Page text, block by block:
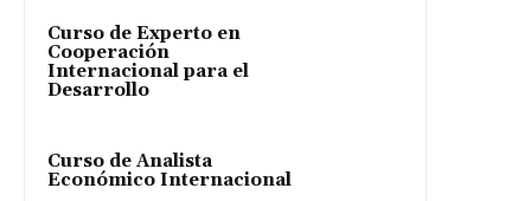
Curso de Experto en
Cooperación
Internacional para el
Desarrollo
Curso de Analista
Económico Internacional